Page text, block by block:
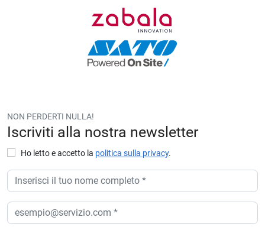
NON PERDERTI NULLA!
Iscriviti alla nostra newsletter
Ho letto e accetto la politica sulla privacy.